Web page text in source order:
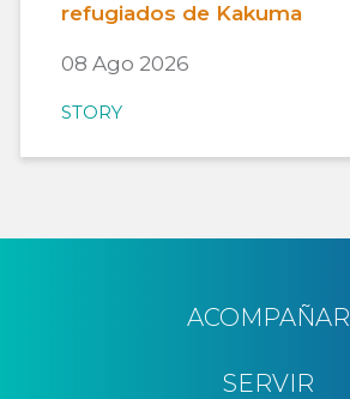
refugiados de Kakuma
08 Ago 2026
STORY
ACOMPAÑAR
SERVIR